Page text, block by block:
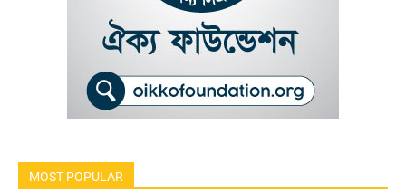
MOST POPULAR